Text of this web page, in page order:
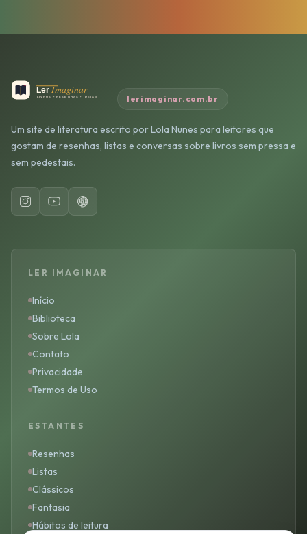
lerimaginar.com.br
Um site de literatura escrito por Lola Nunes para leitores que
gostam de resenhas, listas e conversas sobre livros sem pressa e
sem pedestais.
LER IMAGINAR
Início
Biblioteca
Sobre Lola
Contato
Privacidade
Termos de Uso
ESTANTES
Resenhas
Listas
Clássicos
Fantasia
Hábitos de leitura